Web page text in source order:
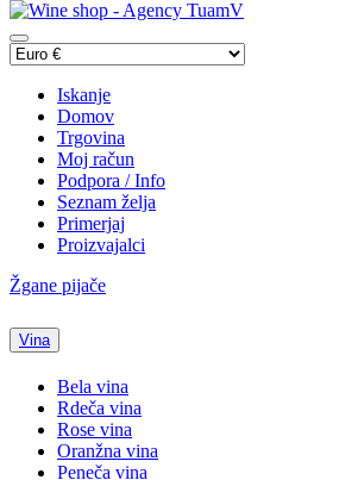
Iskanje
Domov
Trgovina
Moj račun
Podpora / Info
Seznam želja
Primerjaj
Proizvajalci
Žgane pijače
Vina
Bela vina
Rdeča vina
Rose vina
Oranžna vina
Peneča vina